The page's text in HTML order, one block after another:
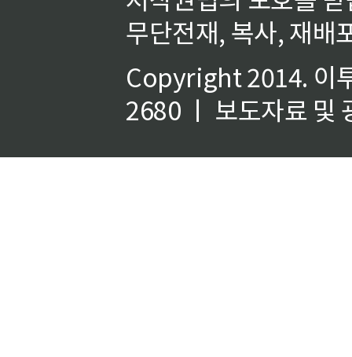
무단전재, 복사, 재배
Copyright 2014. 이
2680 ㅣ 보도자료